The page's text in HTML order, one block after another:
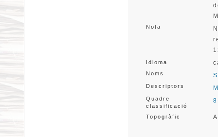
Nota
Idioma
Noms
Descriptors
Quadre
classificació
Topogràfic